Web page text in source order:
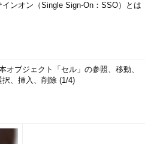
インオン（Single Sign-On：SSO）とは
オブジェクト「セル」の参照、移動、
択、挿入、削除 (1/4)